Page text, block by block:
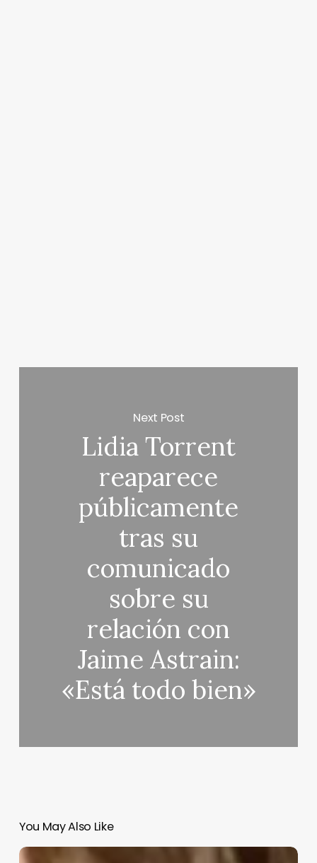
Next Post
Lidia Torrent
reaparece
públicamente
tras su
comunicado
sobre su
relación con
Jaime Astrain:
«Está todo bien»
You May Also Like
Sofía